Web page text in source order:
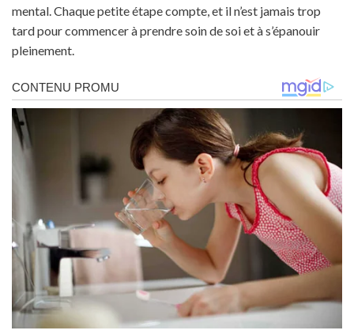
mental. Chaque petite étape compte, et il n’est jamais trop
tard pour commencer à prendre soin de soi et à s’épanouir
pleinement.